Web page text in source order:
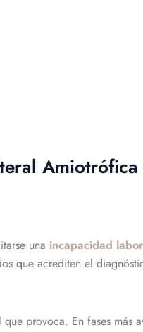
Amiotrófica
una incapacidad
que acrediten el
provoca. En fases más